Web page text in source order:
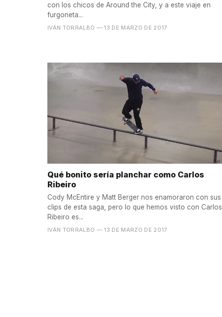
con los chicos de Around the City, y a este viaje en
furgoneta...
IVÁN TORRALBO — 13 DE MARZO DE 2017
Qué bonito sería planchar como Carlos
Ribeiro
Cody McEntire y Matt Berger nos enamoraron con sus
clips de esta saga, pero lo que hemos visto con Carlos
Ribeiro es...
IVÁN TORRALBO — 13 DE MARZO DE 2017